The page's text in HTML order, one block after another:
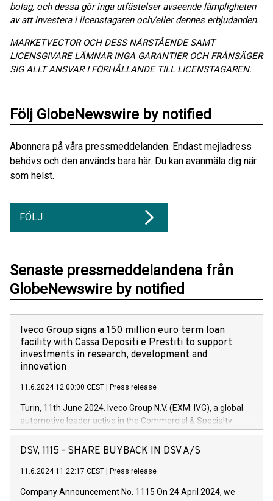
bolag, och dessa gör inga utfästelser avseende lämpligheten
av att investera i licenstagaren och/eller dennes erbjudanden.
MARKETVECTOR OCH DESS NÄRSTÅENDE SAMT
LICENSGIVARE LÄMNAR INGA GARANTIER OCH FRÅNSÄGER
SIG ALLT ANSVAR I FÖRHÅLLANDE TILL LICENSTAGAREN.
Följ GlobeNewswire by notified
Abonnera på våra pressmeddelanden. Endast mejladress
behövs och den används bara här. Du kan avanmäla dig när
som helst.
FÖLJ
Senaste pressmeddelandena från
GlobeNewswire by notified
Iveco Group signs a 150 million euro term loan
facility with Cassa Depositi e Prestiti to support
investments in research, development and
innovation
11.6.2024 12:00:00 CEST Press release
Turin, 11th June 2024. Iveco Group N.V. (EXM: IVG), a global
automotive leader active in the Commercial & Specialty
Vehicles, Powertrain and related Financial Services arenas,
has successfully signed a term loan facility of 150 million
new projects in Italy dedicated to research, development and
by CDP, Iveco Group will develop innovative technologies and
DSV, 1115 - SHARE BUYBACK IN DSV A/S
11.6.2024 11:22:17 CEST Press release
Company Announcement No. 1115 On 24 April 2024, we